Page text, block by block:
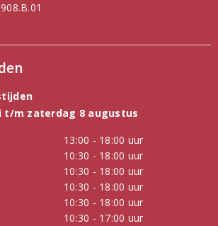
t/m zaterdag 8 augustus
13:00 - 18:00 uur
10:30 - 18:00 uur
10:30 - 18:00 uur
10:30 - 18:00 uur
10:30 - 18:00 uur
10:30 - 17:00 uur